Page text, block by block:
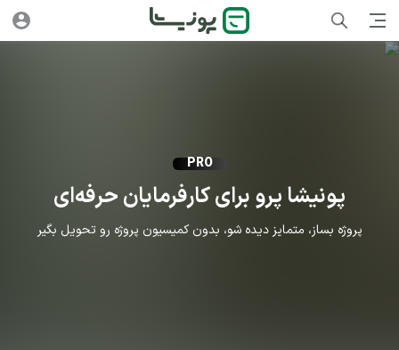
PRO
پونیشا پرو برای کارفرمایان حرفه‌ای
پروژه‌ بساز، متمایز دیده شو، بدون کمیسیون پروژه رو تحویل بگیر